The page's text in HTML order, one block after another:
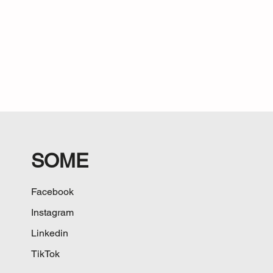
SOME
Facebook
Instagram
Linkedin
TikTok